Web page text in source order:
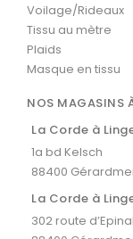
Voilage/Rideaux
Tissu au mètre
Plaids
Masque en tissu
NOS MAGASINS
La Corde à
1a bd Kelsch
88400
La Corde à
302 route d’Epinal